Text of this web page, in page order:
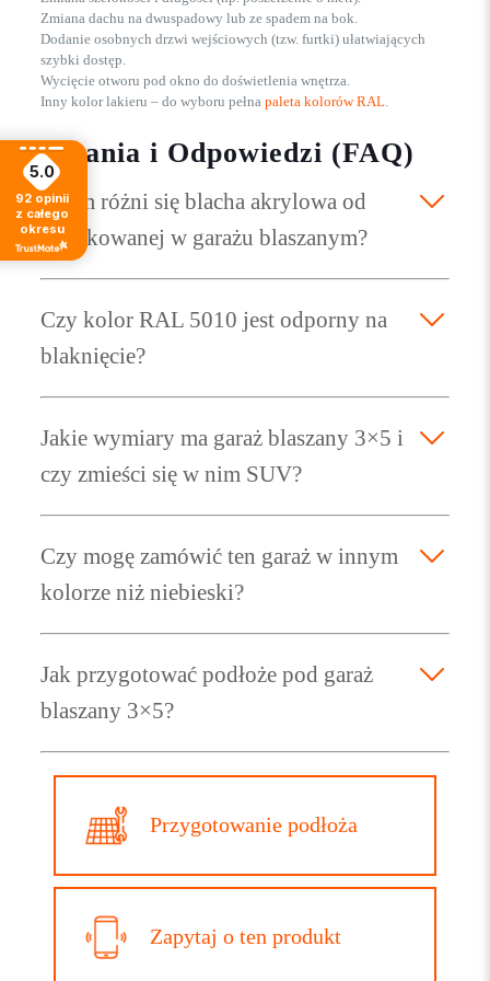
Zmiana dachu na dwuspadowy lub ze spadem na bok.
Dodanie osobnych drzwi wejściowych (tzw. furtki) ułatwiających
szybki dostęp.
Wycięcie otworu pod okno do doświetlenia wnętrza.
Inny kolor lakieru – do wyboru pełna paleta kolorów RAL.
Pytania i Odpowiedzi (FAQ)
Czym różni się blacha akrylowa od
ocynkowanej w garażu blaszanym?
Czy kolor RAL 5010 jest odporny na
blaknięcie?
Jakie wymiary ma garaż blaszany 3×5 i
czy zmieści się w nim SUV?
Czy mogę zamówić ten garaż w innym
kolorze niż niebieski?
Jak przygotować podłoże pod garaż
blaszany 3×5?
Przygotowanie podłoża
Zapytaj o ten produkt
5.0
92 opinii
z całego
okresu